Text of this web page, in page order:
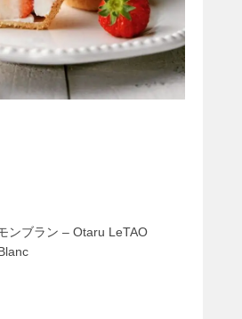
ンブラン – Otaru LeTAO